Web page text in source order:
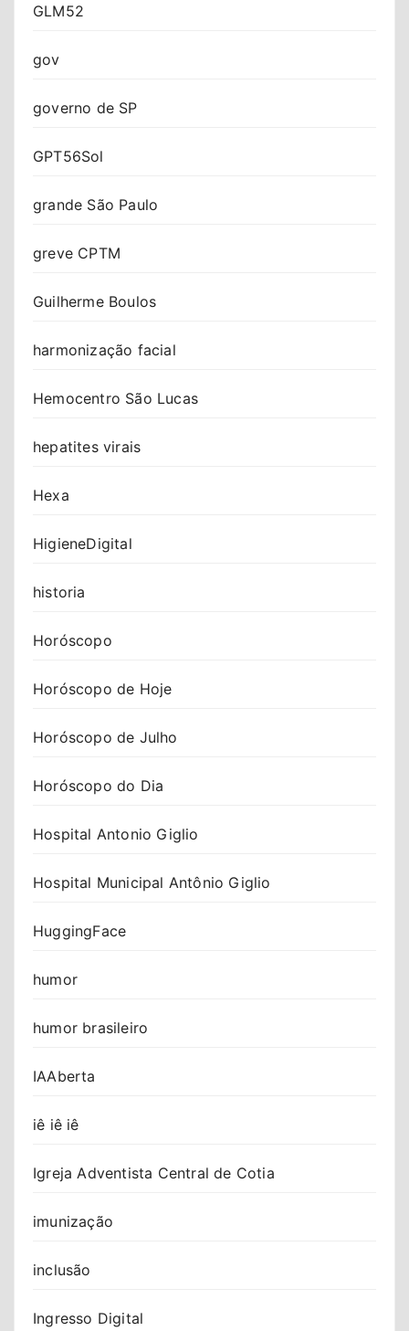
GLM52
gov
governo de SP
GPT56Sol
grande São Paulo
greve CPTM
Guilherme Boulos
harmonização facial
Hemocentro São Lucas
hepatites virais
Hexa
HigieneDigital
historia
Horóscopo
Horóscopo de Hoje
Horóscopo de Julho
Horóscopo do Dia
Hospital Antonio Giglio
Hospital Municipal Antônio Giglio
HuggingFace
humor
humor brasileiro
IAAberta
iê iê iê
Igreja Adventista Central de Cotia
imunização
inclusão
Ingresso Digital